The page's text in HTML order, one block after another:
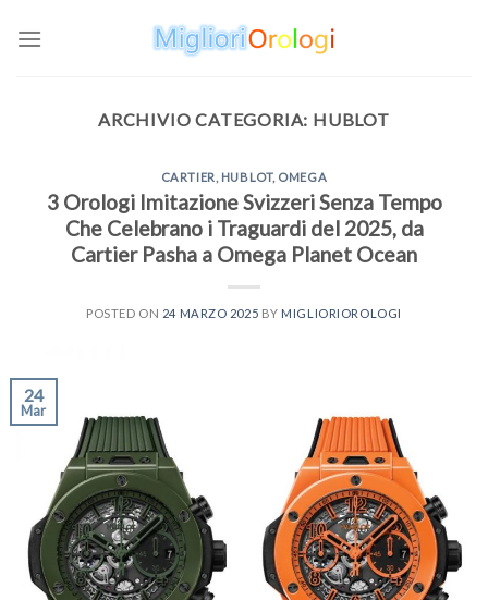
ARCHIVIO CATEGORIA: HUBLOT
CARTIER, HUBLOT, OMEGA
3 Orologi Imitazione Svizzeri Senza Tempo
Che Celebrano i Traguardi del 2025, da
Cartier Pasha a Omega Planet Ocean
POSTED ON 24 MARZO 2025 BY MIGLIORIOROLOGI
24
Mar